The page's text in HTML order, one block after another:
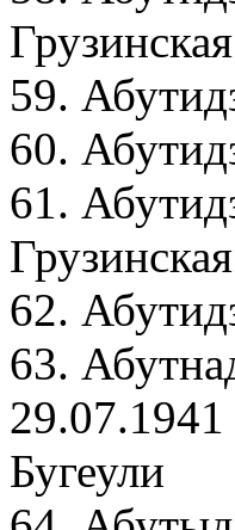
59.
60.
61.
62.
63.
Бугеули